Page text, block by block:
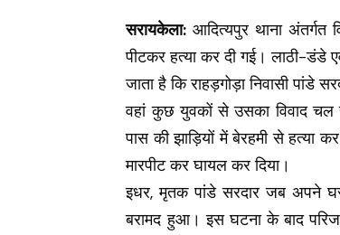
सरायकेला: आदित्यपुर थाना अंतर्गत
पीटकर हत्या कर दी गई। लाठी-
जाता है कि राहड़गोड़ा निवासी पांडे
वहां कुछ युवकों से उसका विवाद
पास की झाड़ियों में बेरहमी से हत्या
मारपीट कर घायल कर दिया।
इधर, मृतक पांडे सरदार जब अपने
बरामद हुआ। इस घटना के बाद